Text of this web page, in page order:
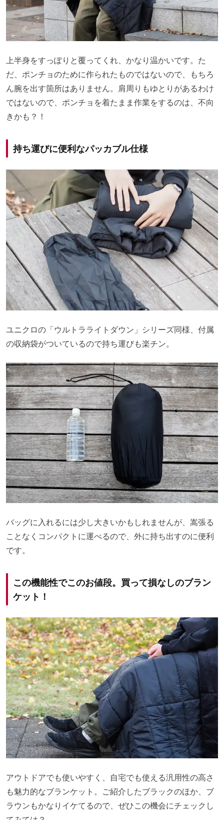
上半身をすっぽりと覆ってくれ、かなり温かいです。た
だ、ポンチョのために作られたものではないので、もちろ
ん腕を出す箇所はありません。肩周りもゆとりがあるわけ
ではないので、ポンチョを着たまま作業をするのは、不向
きかも？！
持ち運びに便利なパッカブル仕様
ユニクロの「ウルトラライトダウン」シリーズ同様、付属
の収納袋がついているので持ち運びも楽チン。
バッグに入れるには少し大きいかもしれませんが、嵩張る
ことなくコンパクトに運べるので、外に持ち出すのに便利
です。
この機能性でこのお値段。買って損なしのブラン
ケット！
アウトドアでも使いやすく、自宅でも使える汎用性の高さ
も魅力的なブランケット。ご紹介したブラックのほか、ブ
ラウンもかなりイケてるので、ぜひこの機会にチェックし